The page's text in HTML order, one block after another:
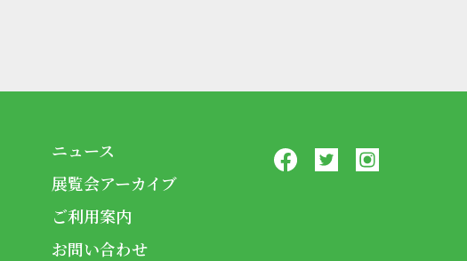
ニュース
展覧会アーカイブ
ご利用案内
お問い合わせ